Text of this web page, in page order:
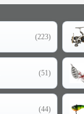
(223)
(51)
(44)